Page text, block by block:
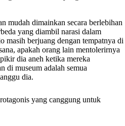
mudah dimainkan secara berlebihan
yang diambil narasi dalam
masih berjuang dengan tempatnya di
apakah orang lain mentolerirnya
dia aneh ketika mereka
di museum adalah semua
dia.
yang canggung untuk